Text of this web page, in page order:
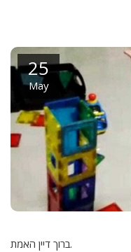
25
May
ברוך דיין האמת.